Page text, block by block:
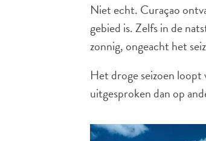
Niet echt. Curaçao
gebied is. Zelfs in de
zonnig, ongeacht het
Het droge seizoen
uitgesproken dan op